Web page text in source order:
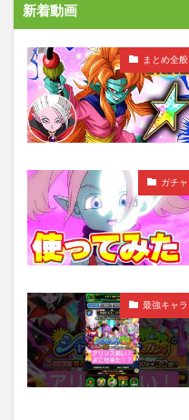
新着動画
まとめ全般
ガチャ
最強キャラ